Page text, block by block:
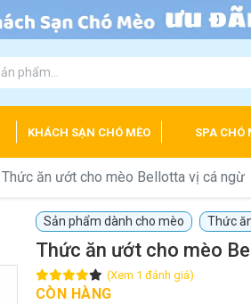
KHÁCH SẠN CHÓ MÈO SPA CHÓ
Thức ăn ướt cho mèo Bellotta vị cá ngừ
Sản phẩm dành cho mèo Thức
Thức ăn ướt cho mèo
(Xem 1 đánh giá)
CÒN HÀNG